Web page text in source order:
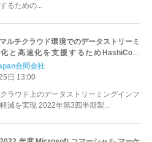
るための...
ルチクラウド環境でのデータストリーミ
と高速化を支援するためHashiCorp
をリリース
合同会社
日 13:00
ラウド上のデータストリーミングインフ
減を実現 2022年第3四半期製...